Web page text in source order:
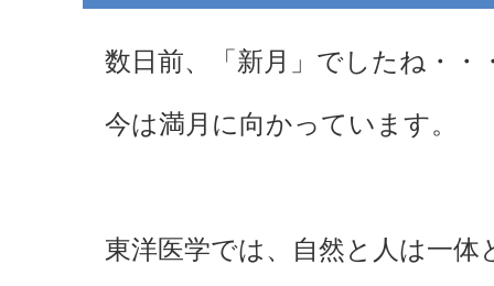
数日前、「新月」でしたね・・
今は満月に向かっています。
東洋医学では、自然と人は一体